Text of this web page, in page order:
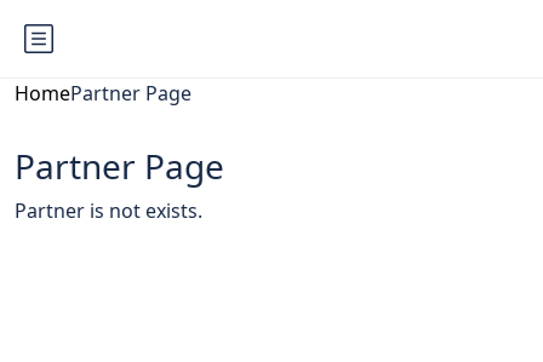
HomePartner Page
Partner Page
Partner is not exists.